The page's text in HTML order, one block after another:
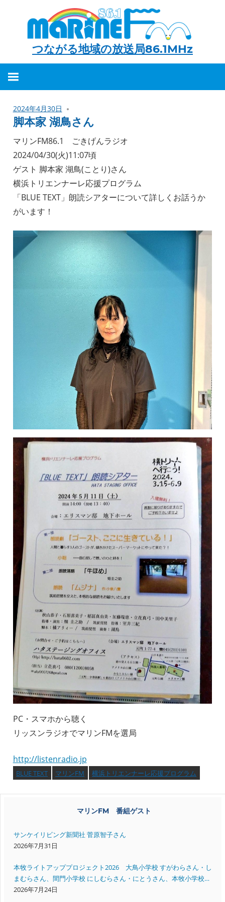
つながる地域の放送局86.1MHz
つ
な
る
地
域
の
放
送
2024年4月30日
脚本家 湖鳥さん
マリンFM86.1 ごきげんラジオ
2024/04/30(火)11:07頃
ゲスト 脚本家 湖鳥(ことり)さん
横浜トリエンナーレ応援プログラム
「BLUE TEXT」朗読シアターについて詳しくお話うか
がいます！
PC・スマホから聴く
リッスンラジオでマリンFMを選局
http://listenradio.jp
BLUE TEXT マリンFM 横浜トリエンナーレ応援プログラム
マリンFM 番組ゲスト
サンケイリビング新聞社 菅原智子さん
2026年7月31日
本牧ライトアッププロジェクト2026 大鳥小学校 すがわらさん・し
まむらさん、間門小学校 にしむらさん・にとうさん、本牧小学校
いいださん・すえよしさん
2026年7月24日